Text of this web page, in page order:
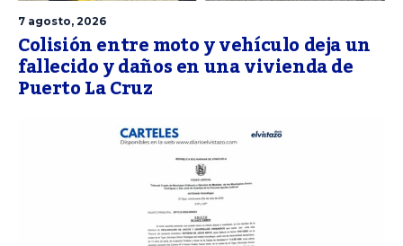
7 agosto, 2026
Colisión entre moto y vehículo deja un
fallecido y daños en una vivienda de
Puerto La Cruz